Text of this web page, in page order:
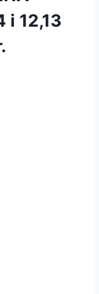
i 12,13